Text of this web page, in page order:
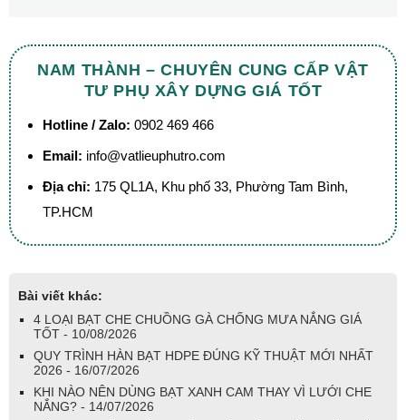
NAM THÀNH – CHUYÊN CUNG CẤP VẬT
TƯ PHỤ XÂY DỰNG GIÁ TỐT
Hotline / Zalo: 0902 469 466
Email: info@vatlieuphutro.com
Địa chỉ: 175 QL1A, Khu phố 33, Phường Tam Bình,
TP.HCM
Bài viết khác:
4 LOẠI BẠT CHE CHUỒNG GÀ CHỐNG MƯA NẮNG GIÁ
TỐT - 10/08/2026
QUY TRÌNH HÀN BẠT HDPE ĐÚNG KỸ THUẬT MỚI NHẤT
2026 - 16/07/2026
KHI NÀO NÊN DÙNG BẠT XANH CAM THAY VÌ LƯỚI CHE
NẮNG? - 14/07/2026